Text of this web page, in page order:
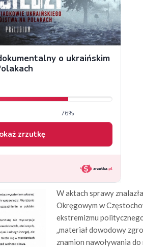
W aktach sprawy
Okręgowym w
ekstremizmu
„materiał dowodowy
znamion nawoływania